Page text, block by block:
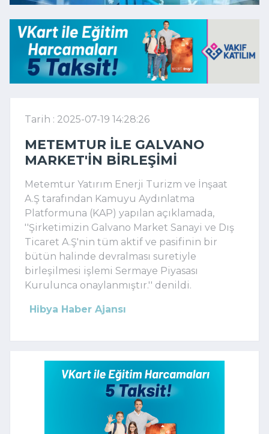
Tarih : 2025-07-19 14:28:26
METEMTUR ILE GALVANO
MARKET'IN BIRLEŞIMI
Metemtur Yatırım Enerji Turizm ve İnşaat
A.Ş tarafından Kamuyu Aydınlatma
Platformuna (KAP) yapılan açıklamada,
''Şirketimizin Galvano Market Sanayi ve Dış
Ticaret A.Ş'nin tüm aktif ve pasifinin bir
bütün halinde devralması suretiyle
birleşilmesi işlemi Sermaye Piyasası
Kurulunca onaylanmıştır.'' denildi.
Hibya Haber Ajansı